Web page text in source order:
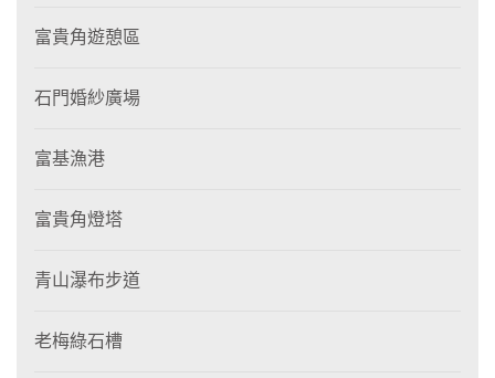
富貴角遊憩區
石門婚紗廣場
富基漁港
富貴角燈塔
青山瀑布步道
老梅綠石槽